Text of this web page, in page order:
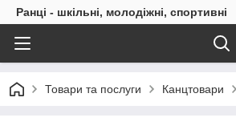
Ранці - шкільні, молодіжні, спортивні
Товари та послуги Канцтовари